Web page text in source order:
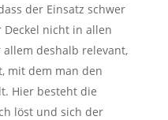
der Einsatz schwer
nicht in allen
deshalb relevant,
mit dem man den
Hier besteht die
löst und sich der